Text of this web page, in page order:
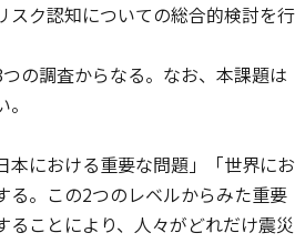
スク認知についての総合的検討を行
の調査からなる。なお、本課題は
本における重要な問題」「世界にお
る。この2つのレベルからみた重要
ることにより、人々がどれだけ震災